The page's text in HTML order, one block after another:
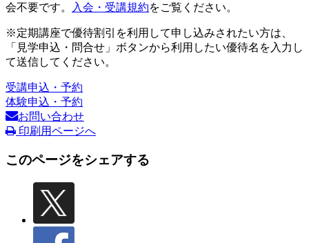
会不要です。
入会・受講規約をご覧ください。
※定期講座で優待割引を利用して申し込みされたい方は、
「見学申込・問合せ」ボタンから利用したい優待名を入力し
て送信してください。
受講申込・予約
体験申込・予約
お問い合わせ
印刷用ページへ
このページをシェアする